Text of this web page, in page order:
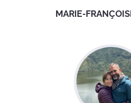
MARIE-